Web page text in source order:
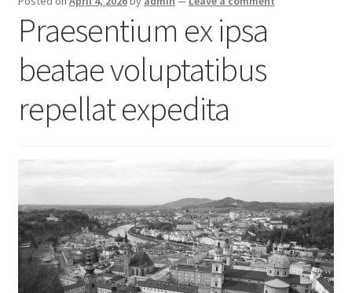
My account
Sample Page
Shop
Praesentium ex ipsa
beatae voluptatibus
repellat expedita